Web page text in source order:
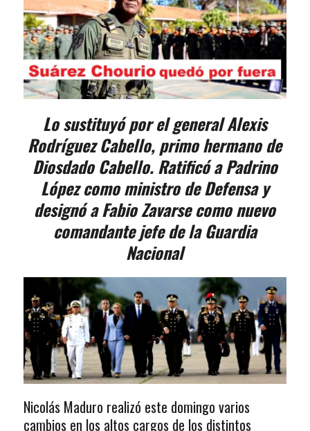
Lo sustituyó por el general Alexis
Rodríguez Cabello, primo hermano de
Diosdado Cabello. Ratificó a Padrino
López como ministro de Defensa y
designó a Fabio Zavarse como nuevo
comandante jefe de la Guardia
Nacional
Nicolás Maduro realizó este domingo varios
cambios en los altos cargos de los distintos